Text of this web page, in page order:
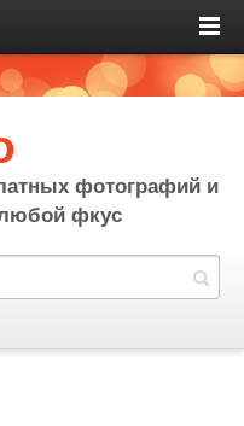
фотографий и
фкус